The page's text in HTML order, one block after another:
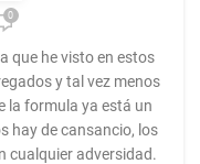
0
que he visto en estos
y tal vez menos
la formula ya está un
hay de cansancio, los
cualquier adversidad.